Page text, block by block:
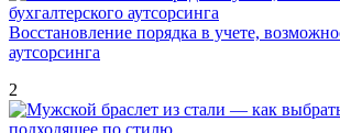
Восстановление порядка в учете,
аутсорсинга
2